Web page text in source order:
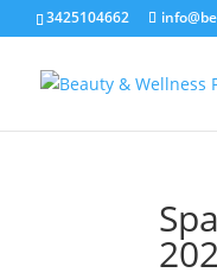
3425104662